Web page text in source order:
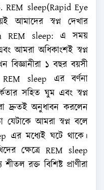
sleep(Rapid Eye
আমাদের স্বপ্ন দেখার
REM sleep: এ সময়
আমরা অধিকাংশই স্বপ্ন
বিজ্ঞানীরা ১ বছর বয়সী
REM sleep এর বর্ণনা
সহিত ঘুম এবং স্বপ্ন
দ্রুতই অনুধাবন করলেন
আমরা স্বপ্ন বলে
এর মধ্যেই ঘটে থাকে।
ক্ষেত্রে REM sleep
রক্ত বিশিষ্ট প্রাণীরা